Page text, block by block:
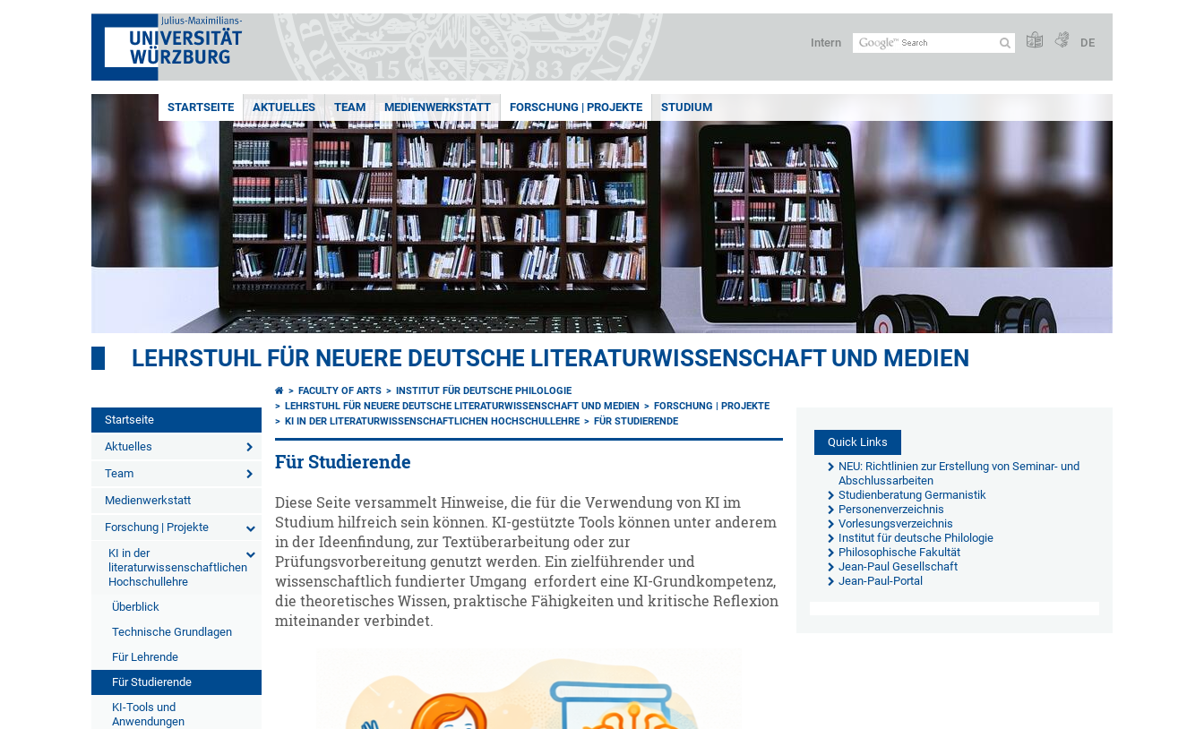
Intern DE
STARTSEITE AKTUELLES TEAM MEDIENWERKSTATT FORSCHUNG | PROJEKTE STUDIUM
LEHRSTUHL FÜR NEUERE DEUTSCHE LITERATURWISSENSCHAFT UND MEDIEN
Startseite
Aktuelles
Team
Medienwerkstatt
Forschung | Projekte
KI in der
literaturwissenschaftlichen
Hochschullehre
Überblick
Technische Grundlagen
Für Lehrende
Für Studierende
KI-Tools und
Anwendungen
FACULTY OF ARTS
INSTITUT FÜR DEUTSCHE PHILOLOGIE
LEHRSTUHL FÜR NEUERE DEUTSCHE LITERATURWISSENSCHAFT UND MEDIEN
FORSCHUNG | PROJEKTE
KI IN DER LITERATURWISSENSCHAFTLICHEN HOCHSCHULLEHRE
FÜR STUDIERENDE
Für Studierende
Diese Seite versammelt Hinweise, die für die Verwendung von KI im
Studium hilfreich sein können. KI-gestützte Tools können unter anderem
in der Ideenfindung, zur Textüberarbeitung oder zur
Prüfungsvorbereitung genutzt werden. Ein zielführender und
wissenschaftlich fundierter Umgang erfordert eine KI-Grundkompetenz,
die theoretisches Wissen, praktische Fähigkeiten und kritische Reflexion
miteinander verbindet.
Quick Links
NEU: Richtlinien zur Erstellung von Seminar- und
Abschlussarbeiten
Studienberatung Germanistik
Personenverzeichnis
Vorlesungsverzeichnis
Institut für deutsche Philologie
Philosophische Fakultät
Jean-Paul Gesellschaft
Jean-Paul-Portal